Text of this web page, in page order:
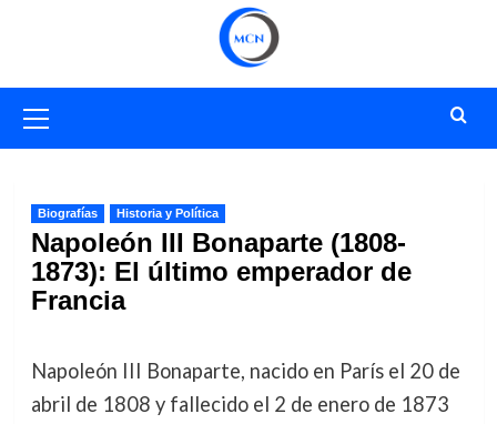
primario
Biografías Historia y Política
Napoleón III Bonaparte (1808-
1873): El último emperador de
Francia
Napoleón III Bonaparte, nacido en París el 20 de
abril de 1808 y fallecido el 2 de enero de 1873